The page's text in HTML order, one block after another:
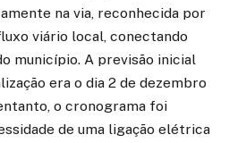
na via, reconhecida por
viário local, conectando
município. A previsão inicial
era o dia 2 de dezembro
o cronograma foi
de uma ligação elétrica